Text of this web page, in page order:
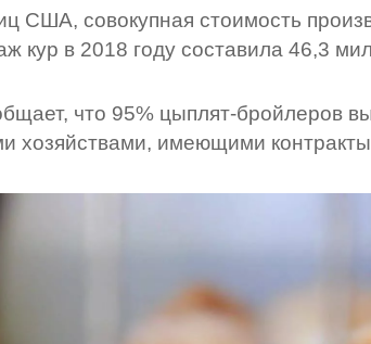
США, совокупная стоимость
кур в 2018 году составила 46,3
что 95% цыплят-бройлеров
хозяйствами, имеющими